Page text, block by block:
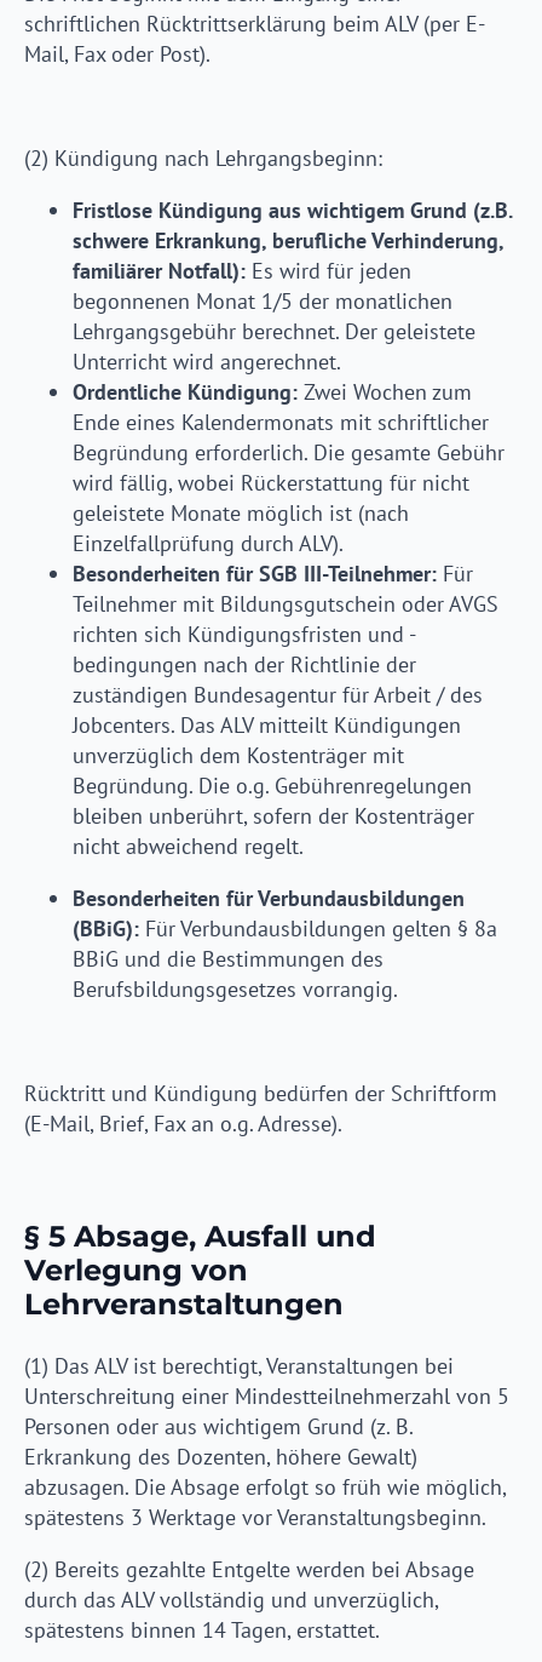
schriftlichen Rücktrittserklärung beim ALV (per E-
Mail, Fax oder Post).
(2) Kündigung nach Lehrgangsbeginn:
Fristlose Kündigung aus wichtigem Grund (z.B.
schwere Erkrankung, berufliche Verhinderung,
familiärer Notfall): Es wird für jeden
begonnenen Monat 1/5 der monatlichen
Lehrgangsgebühr berechnet. Der geleistete
Unterricht wird angerechnet.
Ordentliche Kündigung: Zwei Wochen zum
Ende eines Kalendermonats mit schriftlicher
Begründung erforderlich. Die gesamte Gebühr
wird fällig, wobei Rückerstattung für nicht
geleistete Monate möglich ist (nach
Einzelfallprüfung durch ALV).
Besonderheiten für SGB III-Teilnehmer: Für
Teilnehmer mit Bildungsgutschein oder AVGS
richten sich Kündigungsfristen und -
bedingungen nach der Richtlinie der
zuständigen Bundesagentur für Arbeit / des
Jobcenters. Das ALV mitteilt Kündigungen
unverzüglich dem Kostenträger mit
Begründung. Die o.g. Gebührenregelungen
bleiben unberührt, sofern der Kostenträger
nicht abweichend regelt.
Besonderheiten für Verbundausbildungen
(BBiG): Für Verbundausbildungen gelten § 8a
BBiG und die Bestimmungen des
Berufsbildungsgesetzes vorrangig.
Rücktritt und Kündigung bedürfen der Schriftform
(E-Mail, Brief, Fax an o.g. Adresse).
§ 5 Absage, Ausfall und
Verlegung von
Lehrveranstaltungen
(1) Das ALV ist berechtigt, Veranstaltungen bei
Unterschreitung einer Mindestteilnehmerzahl von 5
Personen oder aus wichtigem Grund (z. B.
Erkrankung des Dozenten, höhere Gewalt)
abzusagen. Die Absage erfolgt so früh wie möglich,
spätestens 3 Werktage vor Veranstaltungsbeginn.
(2) Bereits gezahlte Entgelte werden bei Absage
durch das ALV vollständig und unverzüglich,
spätestens binnen 14 Tagen, erstattet.